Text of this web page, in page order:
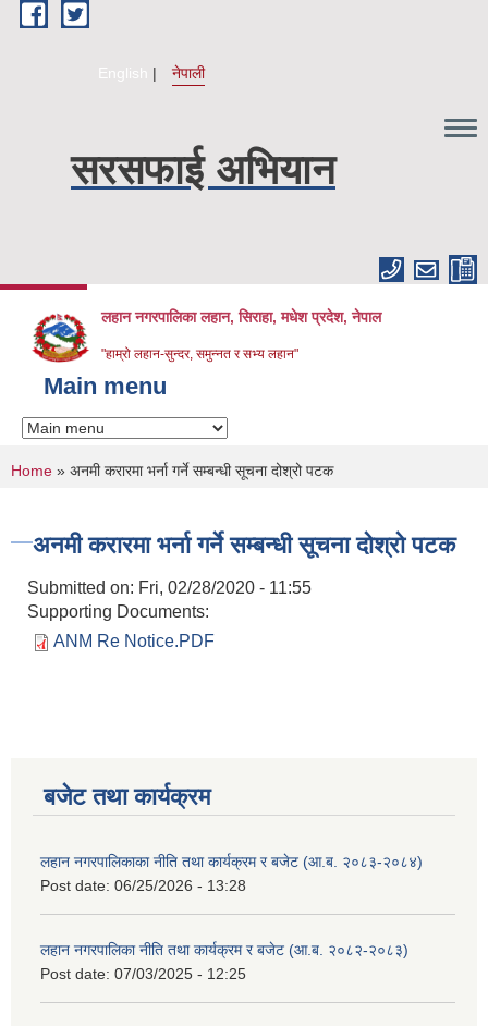
Skip to main content
English नेपाली
सरसफाई अभियान
लहान नगरपालिका लहान, सिराहा, मधेश प्रदेश, नेपाल
"हाम्रो लहान-सुन्दर, समुन्नत र सभ्य लहान"
Main menu
You are here
Home » अनमी करारमा भर्ना गर्ने सम्बन्धी सूचना दोश्रो पटक
अनमी करारमा भर्ना गर्ने सम्बन्धी सूचना दोश्रो पटक
Submitted on: Fri, 02/28/2020 - 11:55
Supporting Documents:
ANM Re Notice.PDF
बजेट तथा कार्यक्रम
लहान नगरपालिकाका नीति तथा कार्यक्रम र बजेट (आ.ब. २०८३-२०८४)
Post date: 06/25/2026 - 13:28
लहान नगरपालिका नीति तथा कार्यक्रम र बजेट (आ.ब. २०८२-२०८३)
Post date: 07/03/2025 - 12:25